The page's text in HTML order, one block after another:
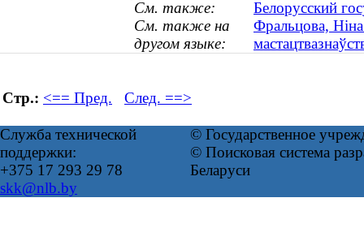
См. также:
Белорусский
См. также на
другом языке:
Фральцова,
Стр.: <== Пред. След. ==>
Служба технической
поддержки:
+375 17 293 29 78
skk@nlb.by
© Государственное
© Поисковая система
Беларуси